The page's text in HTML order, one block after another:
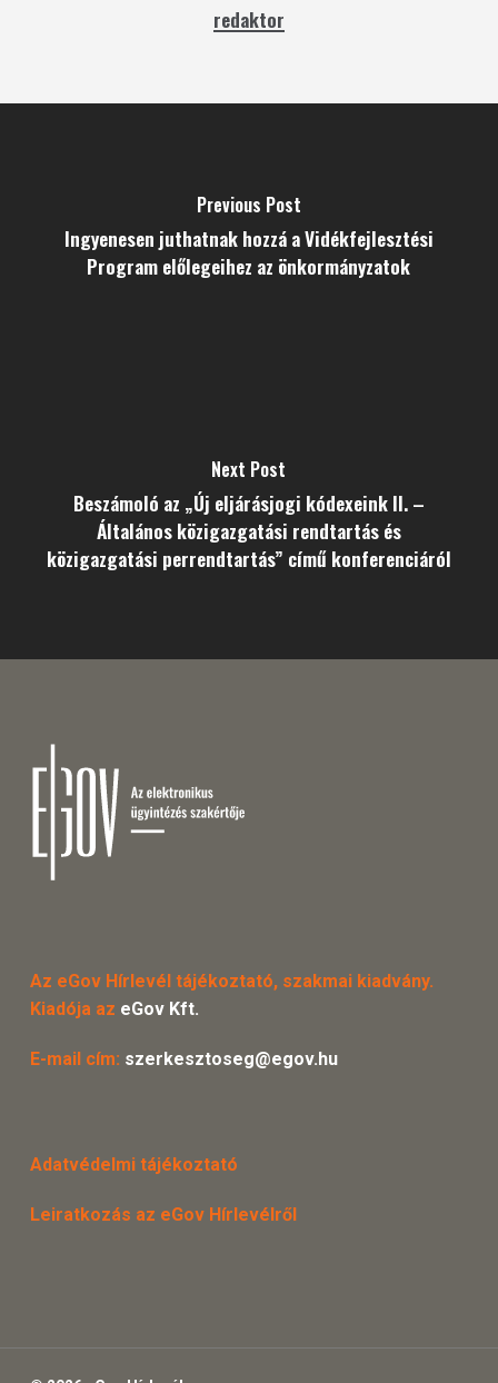
redaktor
Previous Post
Ingyenesen juthatnak hozzá a Vidékfejlesztési
Program előlegeihez az önkormányzatok
Next Post
Beszámoló az „Új eljárásjogi kódexeink II. –
Általános közigazgatási rendtartás és
közigazgatási perrendtartás” című konferenciáról
Az eGov Hírlevél tájékoztató, szakmai kiadvány.
Kiadója az eGov Kft.
E-mail cím: szerkesztoseg@egov.hu
Adatvédelmi tájékoztató
Leiratkozás az eGov Hírlevélről